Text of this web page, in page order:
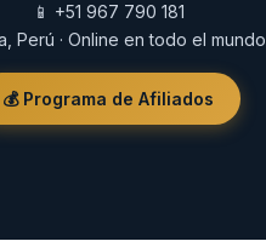
📱 +51 967 790 181
Perú · Online en todo el mundo
💰 Programa de Afiliados